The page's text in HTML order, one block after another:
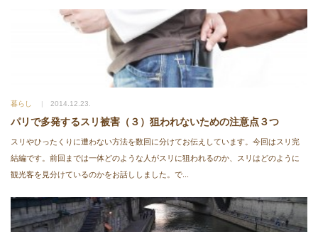
暮らし 2014.12.23.
パリで多発するスリ被害（３）狙われないための注意点３つ
スリやひったくりに遭わない方法を数回に分けてお伝えしています。今回はスリ完
結編です。前回までは一体どのような人がスリに狙われるのか、スリはどのように
観光客を見分けているのかをお話ししました。で...